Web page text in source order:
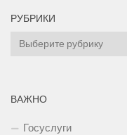
РУБРИКИ
Рубрики
ВАЖНО
Госуслуги